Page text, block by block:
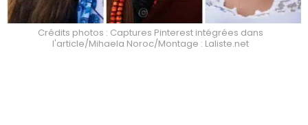
Crédits photos : Captures Pinterest intégrées dans
l'article/Mihaela Noroc/Montage : Laliste.net